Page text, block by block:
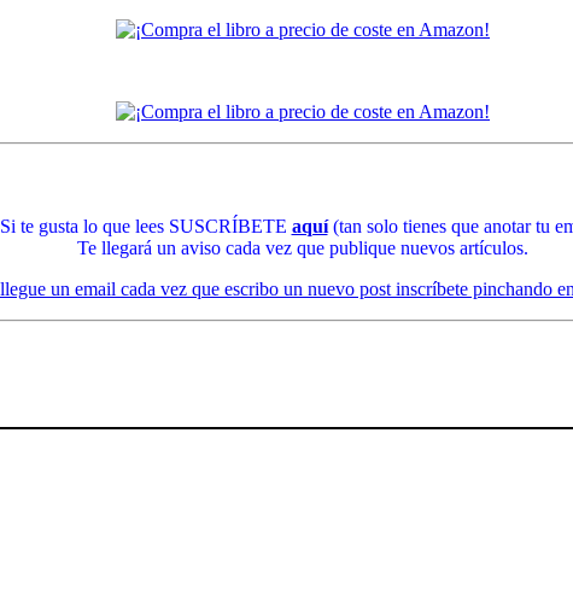
Si te gusta lo que lees SUSCRÍBETE aquí(tan solo tienes que anotar tu
Te llegará un aviso cada vez que publique nuevos artículos.